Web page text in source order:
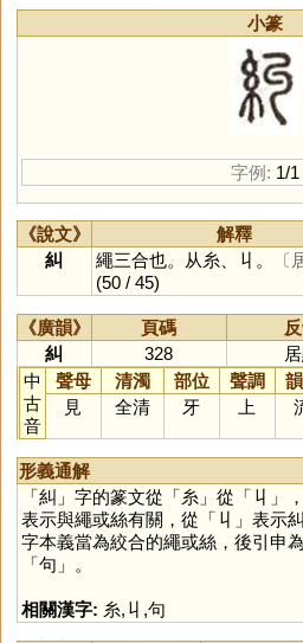
小篆
字例: 1/1
《說文》 解釋
糾
繩三合也。从糸、丩。
〔
(50 / 45)
《廣韻》 頁碼
糾
328
中
古
音
聲母 清濁 部位 聲調
見
全清 牙 上
形義通解
「糾 」字的篆文從「糸」從「 丩 」
表示與繩或絲有關，從「 丩 」表示
字本義當為絞合的繩或絲，後引申
「句 」。
相關漢字: 糸, 丩 ,句